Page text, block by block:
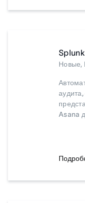
Splunk
Новые,
Asana